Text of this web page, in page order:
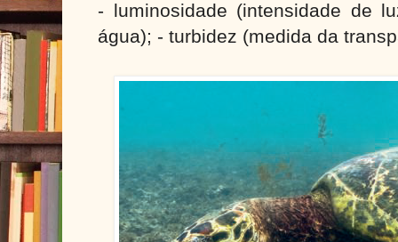
- luminosidade (intensidade de
água); - turbidez (medida da